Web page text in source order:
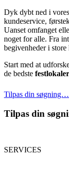
Dyk dybt ned i
kundeservice,
Uanset omfanget
noget for alle. Fra
begivenheder i
Start med at
de bedste festlokaler
Tilpas din søgning…
Tilpas din
SERVICES